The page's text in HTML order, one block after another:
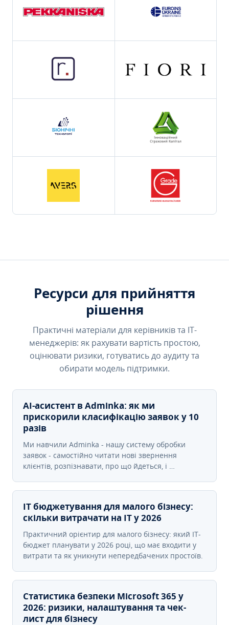
Ресурси для прийняття
рішення
Практичні матеріали для керівників та IT-
менеджерів: як рахувати вартість простою,
оцінювати ризики, готуватись до аудиту та
обирати модель підтримки.
AI-асистент в Adminka: як ми
прискорили класифікацію заявок у 10
разів
Ми навчили Adminka - нашу систему обробки
заявок - самостійно читати нові звернення
клієнтів, розпізнавати, про що йдеться, і …
IT бюджетування для малого бізнесу:
скільки витрачати на IT у 2026
Практичний орієнтир для малого бізнесу: який IT-
бюджет планувати у 2026 році, що має входити у
витрати та як уникнути непередбачених простоїв.
Статистика безпеки Microsoft 365 у
2026: ризики, налаштування та чек-
лист для бізнесу